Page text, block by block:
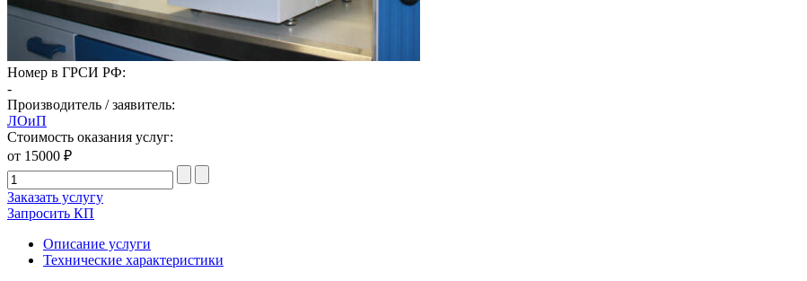
Номер в ГРСИ РФ:
-
Производитель / заявитель:
ЛОиП
Стоимость оказания услуг:
от 15000 ₽
Заказать услугу
Запросить КП
Описание услуги
Технические характеристики